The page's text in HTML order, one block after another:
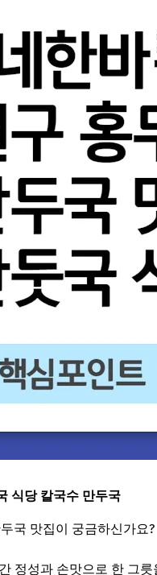
식당 칼국수 만두국
국 맛집이 궁금하신가요?
정성과 손맛으로 한 그